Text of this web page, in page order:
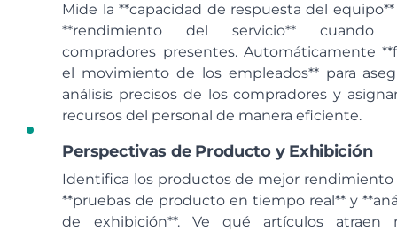
Mide la **capacidad de respuesta del
**rendimiento del servicio** cuando
compradores presentes. Automáticamente
el movimiento de los empleados** para
análisis precisos de los compradores y
recursos del personal de manera eficiente.
Perspectivas de Producto y Exhibición
Identifica los productos de mejor rendimiento
**pruebas de producto en tiempo real** y
de exhibición**. Ve qué artículos atraen